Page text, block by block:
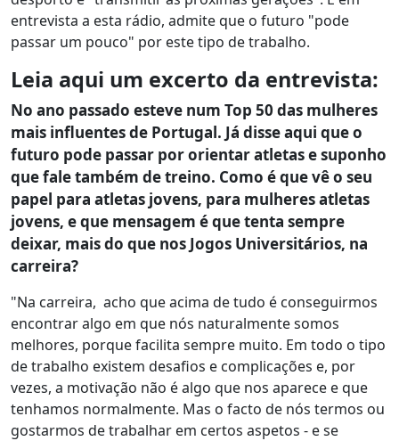
entrevista a esta rádio, admite que o futuro "pode
passar um pouco" por este tipo de trabalho.
Leia aqui um excerto da entrevista:
No ano passado esteve num Top 50 das mulheres
mais influentes de Portugal. Já disse aqui que o
futuro pode passar por orientar atletas e suponho
que fale também de treino. Como é que vê o seu
papel para atletas jovens, para mulheres atletas
jovens, e que mensagem é que tenta sempre
deixar, mais do que nos Jogos Universitários, na
carreira?
"Na carreira, acho que acima de tudo é conseguirmos
encontrar algo em que nós naturalmente somos
melhores, porque facilita sempre muito. Em todo o tipo
de trabalho existem desafios e complicações e, por
vezes, a motivação não é algo que nos aparece e que
tenhamos normalmente. Mas o facto de nós termos ou
gostarmos de trabalhar em certos aspetos - e se